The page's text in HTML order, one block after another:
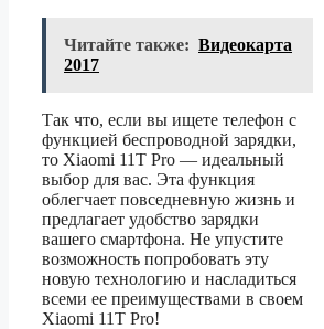
Читайте также: Видеокарта
2017
Так что, если вы ищете телефон с
функцией беспроводной зарядки,
то Xiaomi 11T Pro — идеальный
выбор для вас. Эта функция
облегчает повседневную жизнь и
предлагает удобство зарядки
вашего смартфона. Не упустите
возможность попробовать эту
новую технологию и насладиться
всеми ее преимуществами в своем
Xiaomi 11T Pro!